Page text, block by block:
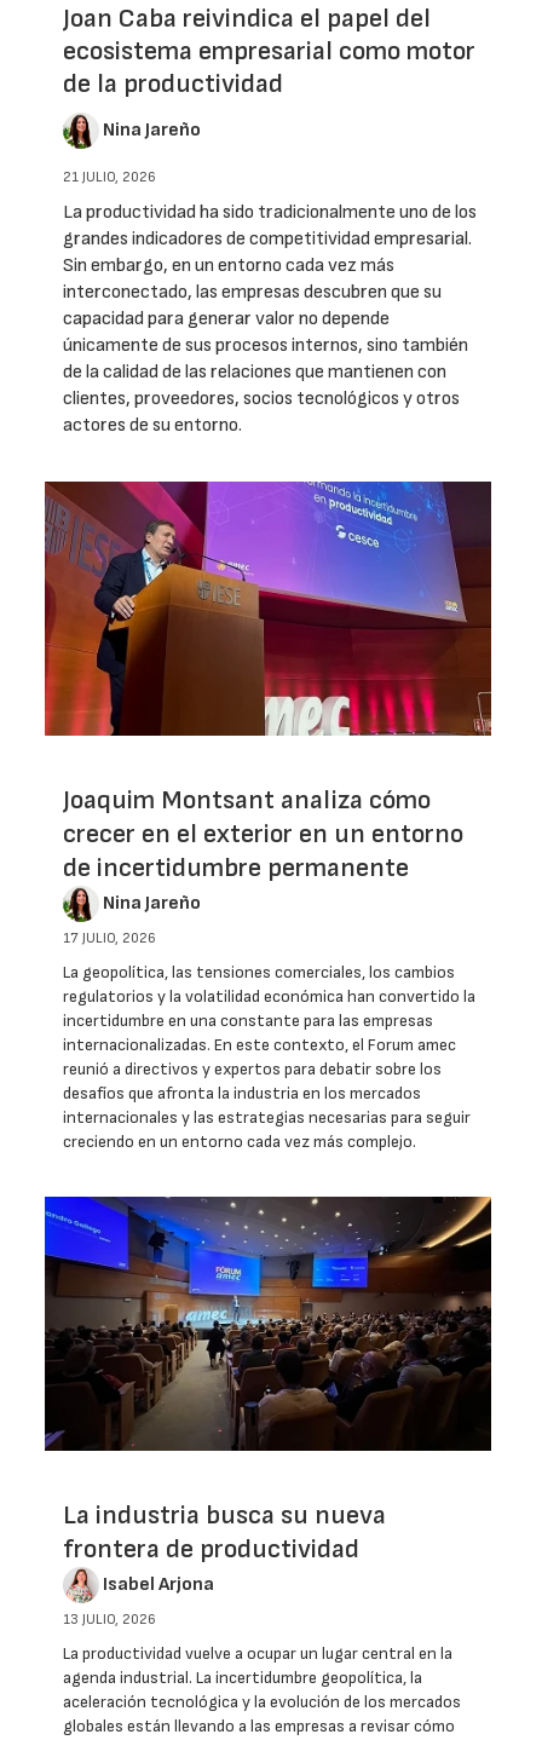
Joan Caba reivindica el papel del
ecosistema empresarial como motor
de la productividad
Nina Jareño
21 JULIO, 2026
La productividad ha sido tradicionalmente uno de los
grandes indicadores de competitividad empresarial.
Sin embargo, en un entorno cada vez más
interconectado, las empresas descubren que su
capacidad para generar valor no depende
únicamente de sus procesos internos, sino también
de la calidad de las relaciones que mantienen con
clientes, proveedores, socios tecnológicos y otros
actores de su entorno.
Joaquim Montsant analiza cómo
crecer en el exterior en un entorno
de incertidumbre permanente
Nina Jareño
17 JULIO, 2026
La geopolítica, las tensiones comerciales, los cambios
regulatorios y la volatilidad económica han convertido la
incertidumbre en una constante para las empresas
internacionalizadas. En este contexto, el Forum amec
reunió a directivos y expertos para debatir sobre los
desafíos que afronta la industria en los mercados
internacionales y las estrategias necesarias para seguir
creciendo en un entorno cada vez más complejo.
La industria busca su nueva
frontera de productividad
Isabel Arjona
13 JULIO, 2026
La productividad vuelve a ocupar un lugar central en la
agenda industrial. La incertidumbre geopolítica, la
aceleración tecnológica y la evolución de los mercados
globales están llevando a las empresas a revisar cómo